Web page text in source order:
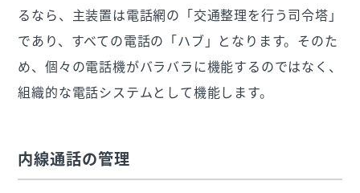
るなら、主装置は電話網の「交通整理を行う司令塔」
であり、すべての電話の「ハブ」となります。そのた
め、個々の電話機がバラバラに機能するのではなく、
組織的な電話システムとして機能します。
内線通話の管理